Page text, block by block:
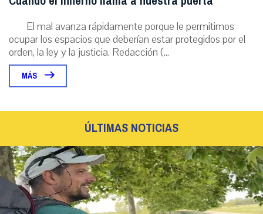
El mal avanza rápidamente porque le permitimos
ocupar los espacios que deberían estar protegidos por el
orden, la ley y la justicia. Redacción (...
MÁS
ÚLTIMAS NOTICIAS